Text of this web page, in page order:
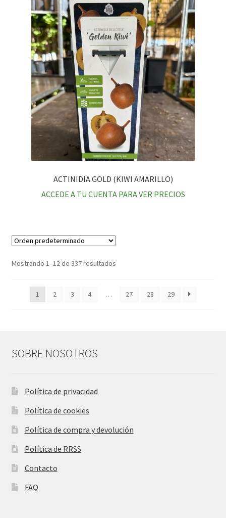
ACTINIDIA GOLD (KIWI AMARILLO)
ACCEDE A TU CUENTA PARA VER PRECIOS
Mostrando 1–12 de 337 resultados
1 2 3 4 … 27 28 29
SOBRE NOSOTROS
Política de privacidad
Política de cookies
Política de compra y devolución
Política de RRSS
Contacto
FAQ